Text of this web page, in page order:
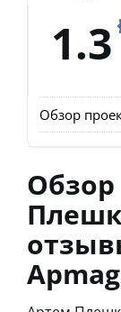
1.3
Обзор